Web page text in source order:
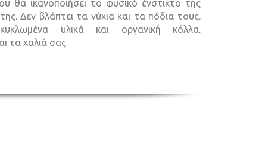
θα ικανοποιήσει το φυσικό ένστικτο της
Δεν βλάπτει τα νύχια και τα πόδια τους.
υλικά και οργανική κόλλα.
τα χαλιά σας.